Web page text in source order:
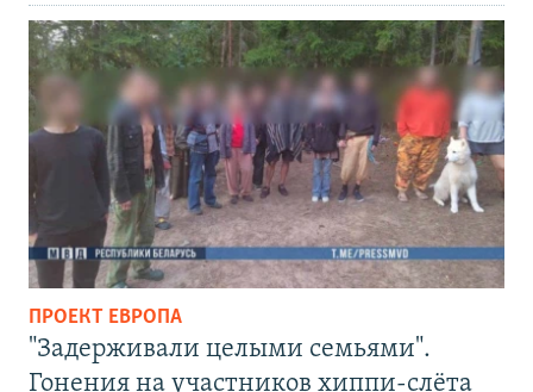
ПРОЕКТ ЕВРОПА
"Задерживали целыми семьями".
Гонения на участников хиппи-слёта